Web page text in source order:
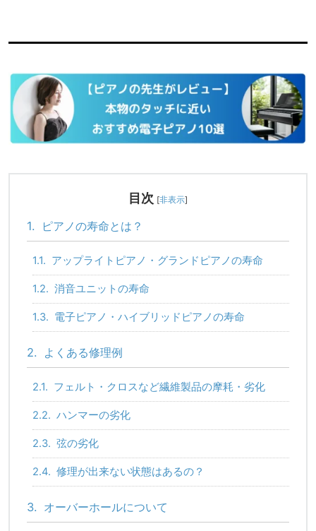
目次 [非表示]
1. ピアノの寿命とは？
1.1. アップライトピアノ・グランドピアノの寿命
1.2. 消音ユニットの寿命
1.3. 電子ピアノ・ハイブリッドピアノの寿命
2. よくある修理例
2.1. フェルト・クロスなど繊維製品の摩耗・劣化
2.2. ハンマーの劣化
2.3. 弦の劣化
2.4. 修理が出来ない状態はあるの？
3. オーバーホールについて